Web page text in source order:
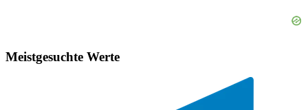
Meistgesuchte Werte